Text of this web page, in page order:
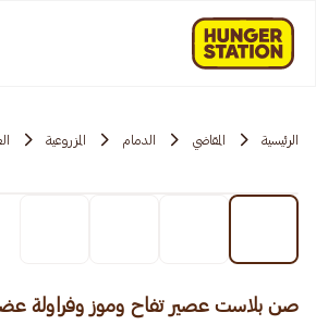
الرئيسية المقاضي الدمام المزروعية
صن بلاست عصير تفاح وموز وفراولة عضوي